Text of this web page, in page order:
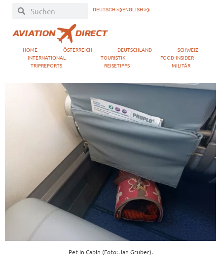
DEUTSCH » ENGLISH »
HOME ÖSTERREICH DEUTSCHLAND
SCHWEIZ
INTERNATIONAL
TOURISTIK
FOOD-INSIDER
TRIPREPORTS
REISETIPPS MILITÄR
Pet in Cabin (Foto: Jan Gruber).